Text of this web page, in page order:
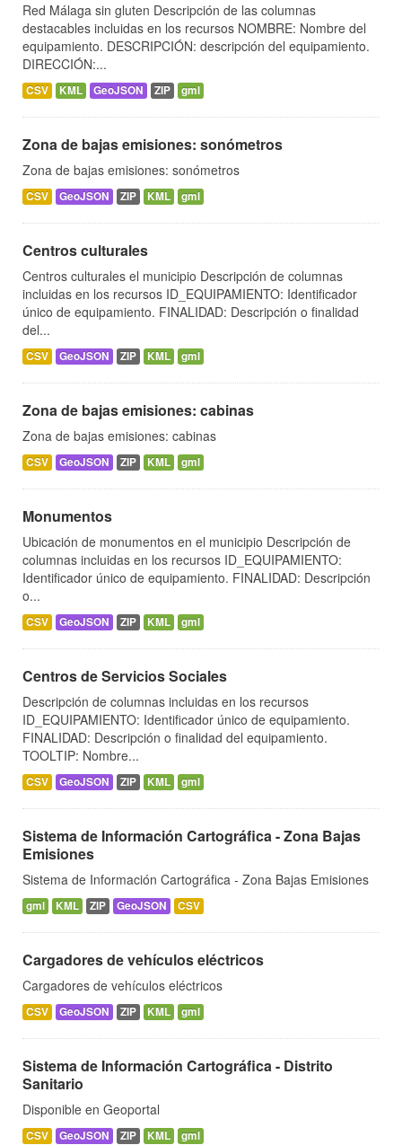
Red Málaga sin gluten Descripción de las columnas
destacables incluidas en los recursos NOMBRE: Nombre del
equipamiento. DESCRIPCIÓN: descripción del equipamiento.
DIRECCIÓN:...
CSV KML GeoJSON ZIP gml
Zona de bajas emisiones: sonómetros
Zona de bajas emisiones: sonómetros
CSV GeoJSON ZIP KML gml
Centros culturales
Centros culturales el municipio Descripción de columnas
incluidas en los recursos ID_EQUIPAMIENTO: Identificador
único de equipamiento. FINALIDAD: Descripción o finalidad
del...
CSV GeoJSON ZIP KML gml
Zona de bajas emisiones: cabinas
Zona de bajas emisiones: cabinas
CSV GeoJSON ZIP KML gml
Monumentos
Ubicación de monumentos en el municipio Descripción de
columnas incluidas en los recursos ID_EQUIPAMIENTO:
Identificador único de equipamiento. FINALIDAD: Descripción
o...
CSV GeoJSON ZIP KML gml
Centros de Servicios Sociales
Descripción de columnas incluidas en los recursos
ID_EQUIPAMIENTO: Identificador único de equipamiento.
FINALIDAD: Descripción o finalidad del equipamiento.
TOOLTIP: Nombre...
CSV GeoJSON ZIP KML gml
Sistema de Información Cartográfica - Zona Bajas
Emisiones
Sistema de Información Cartográfica - Zona Bajas Emisiones
gml KML ZIP GeoJSON CSV
Cargadores de vehículos eléctricos
Cargadores de vehículos eléctricos
CSV GeoJSON ZIP KML gml
Sistema de Información Cartográfica - Distrito
Sanitario
Disponible en Geoportal
CSV GeoJSON ZIP KML gml